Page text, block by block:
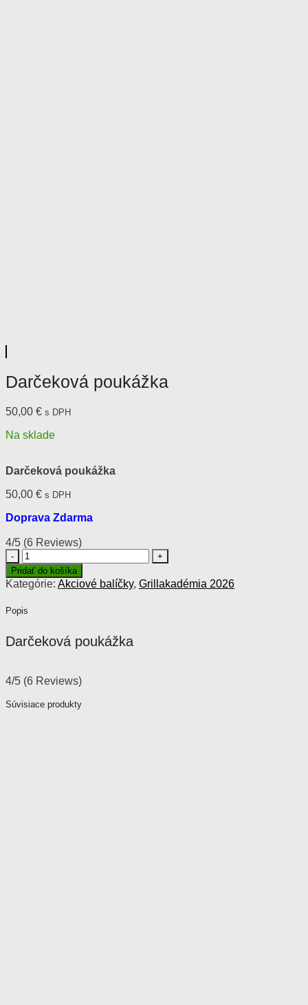
Darčeková poukážka
50,00 € s DPH
Na sklade
Darčeková poukážka
50,00 € s DPH
Doprava Zdarma
4/5 (6 Reviews)
množstvo
Darčeková
poukážka
Pridať do košíka
Kategórie: Akciové balíčky, Grillakadémia 2026
Popis
Darčeková poukážka
4/5 (6 Reviews)
Súvisiace produkty